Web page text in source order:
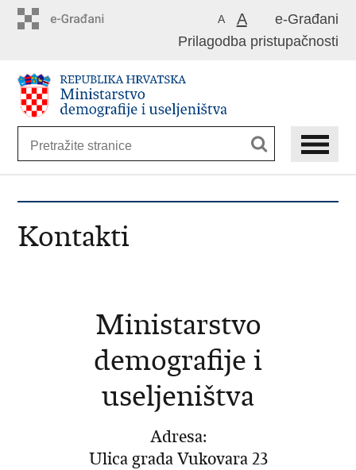
sadržaj
e-Građani
A A
Prilagodba pristupačnosti
Kontakti
Ministarstvo
demografije i
useljeništva
Adresa:
Ulica grada Vukovara 23